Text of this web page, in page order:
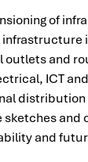
of
outlets and
ICT
sketches
and